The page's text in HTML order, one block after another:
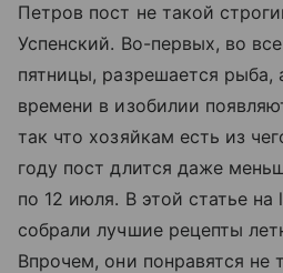
Петров пост не такой
Успенский. Во-первых, во
пятницы, разрешается рыба,
времени в изобилии
так что хозяйкам есть из
году пост длится даже
по 12 июля. В этой статье
собрали лучшие рецепты
Впрочем, они понравятся не